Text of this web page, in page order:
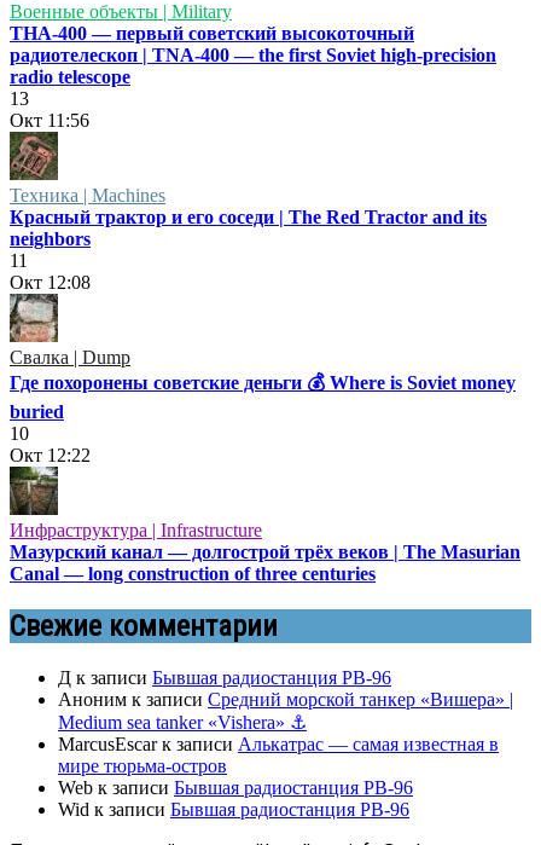
Военные объекты | Military
ТНА-400 — первый советский высокоточный
радиотелескоп | TNA-400 — the first Soviet high-precision
radio telescope
13
Окт 11:56
Техника | Machines
Красный трактор и его соседи | The Red Tractor and its
neighbors
11
Окт 12:08
Свалка | Dump
Где похоронены советские деньги 💰 Where is Soviet money
buried
10
Окт 12:22
Инфраструктура | Infrastructure
Мазурский канал — долгострой трёх веков | The Masurian
Canal — long construction of three centuries
Свежие комментарии
Д к записи Бывшая радиостанция РВ-96
Аноним к записи Средний морской танкер «Вишера» |
Medium sea tanker «Vishera» ⚓
MarcusEscarк записи Алькатрас — самая известная в
мире тюрьма-остров
Web к записи Бывшая радиостанция РВ-96
Wid к записи Бывшая радиостанция РВ-96